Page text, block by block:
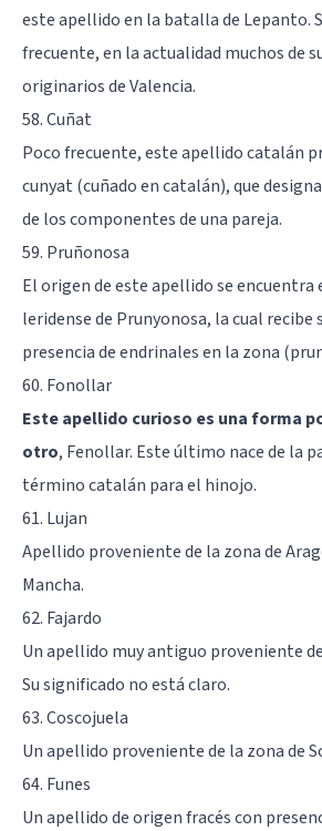
este apellido en la batalla de Lepanto.
frecuente, en la actualidad muchos de
originarios de Valencia.
58. Cuñat
Poco frecuente, este apellido catalán
cunyat (cuñado en catalán), que
de los componentes de una pareja.
59. Pruñonosa
El origen de este apellido se encuentra
leridense de Prunyonosa, la cual recibe
presencia de endrinales en la zona
60. Fonollar
Este apellido curioso es una forma
otro, Fenollar. Este último nace de la
término catalán para el hinojo.
61. Lujan
Apellido proveniente de la zona de
Mancha.
62. Fajardo
Un apellido muy antiguo proveniente
Su significado no está claro.
63. Coscojuela
Un apellido proveniente de la zona de
64. Funes
Un apellido de origen fracés con